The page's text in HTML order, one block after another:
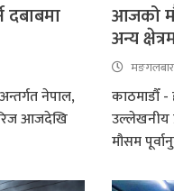
दबाबमा
नेपाल,
आजदेखि
आजको
अन्य
काठमाडौँ
उल्लेखनीय
मौसम